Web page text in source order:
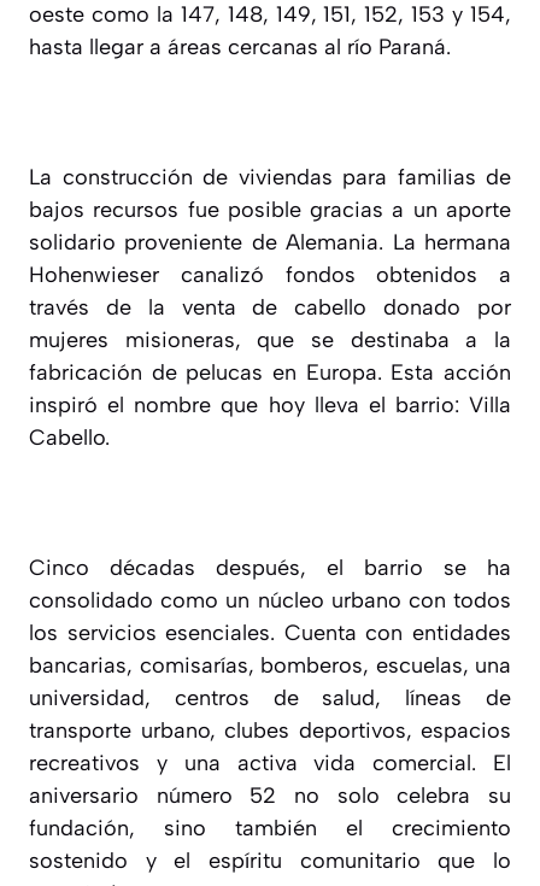
oeste como la 147, 148, 149, 151, 152, 153 y 154,
hasta llegar a áreas cercanas al río Paraná.
La construcción de viviendas para familias de
bajos recursos fue posible gracias a un aporte
solidario proveniente de Alemania. La hermana
Hohenwieser canalizó fondos obtenidos a
través de la venta de cabello donado por
mujeres misioneras, que se destinaba a la
fabricación de pelucas en Europa. Esta acción
inspiró el nombre que hoy lleva el barrio: Villa
Cabello.
Cinco décadas después, el barrio se ha
consolidado como un núcleo urbano con todos
los servicios esenciales. Cuenta con entidades
bancarias, comisarías, bomberos, escuelas, una
universidad, centros de salud, líneas de
transporte urbano, clubes deportivos, espacios
recreativos y una activa vida comercial. El
aniversario número 52 no solo celebra su
fundación, sino también el crecimiento
sostenido y el espíritu comunitario que lo